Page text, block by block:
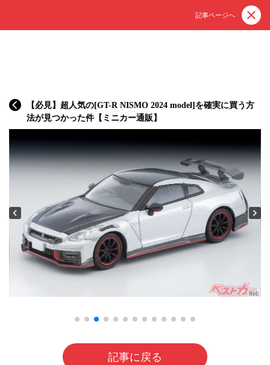
記事ページへ
【必見】超人気の[GT-R NISMO 2024 model]を確実に買う方
法が見つかった件【ミニカー通販】
記事に戻る